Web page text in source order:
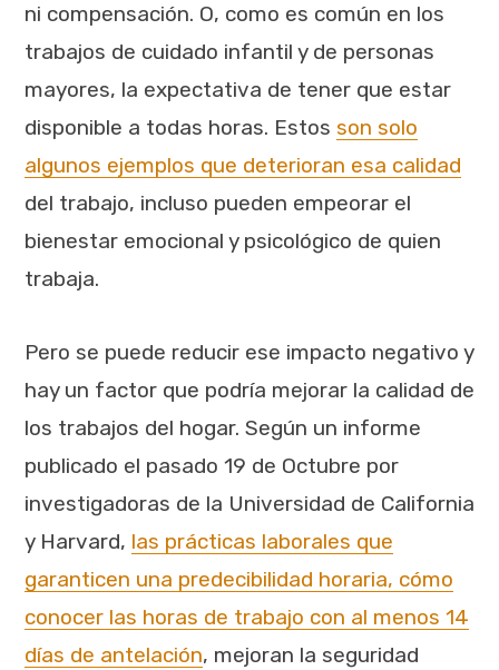
ni compensación. O, como es común en los
trabajos de cuidado infantil y de personas
mayores, la expectativa de tener que estar
disponible a todas horas. Estos son solo
algunos ejemplos que deterioran esa calidad
del trabajo, incluso pueden empeorar el
bienestar emocional y psicológico de quien
trabaja.
Pero se puede reducir ese impacto negativo y
hay un factor que podría mejorar la calidad de
los trabajos del hogar. Según un informe
publicado el pasado 19 de Octubre por
investigadoras de la Universidad de California
y Harvard, las prácticas laborales que
garanticen una predecibilidad horaria, cómo
conocer las horas de trabajo con al menos 14
días de antelación, mejoran la seguridad